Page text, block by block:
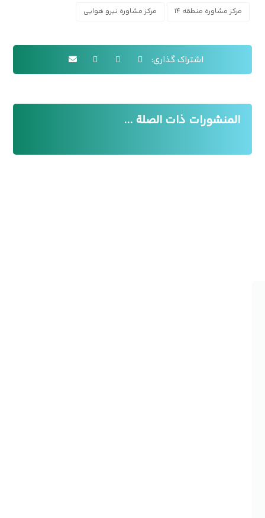
مرکز مشاوره منطقه ۱۴ مرکز مشاوره نیرو هوایی
المنشورات ذات الصلة ...